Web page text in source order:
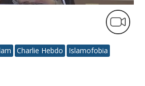
Charlie Hebdo Islamofobia